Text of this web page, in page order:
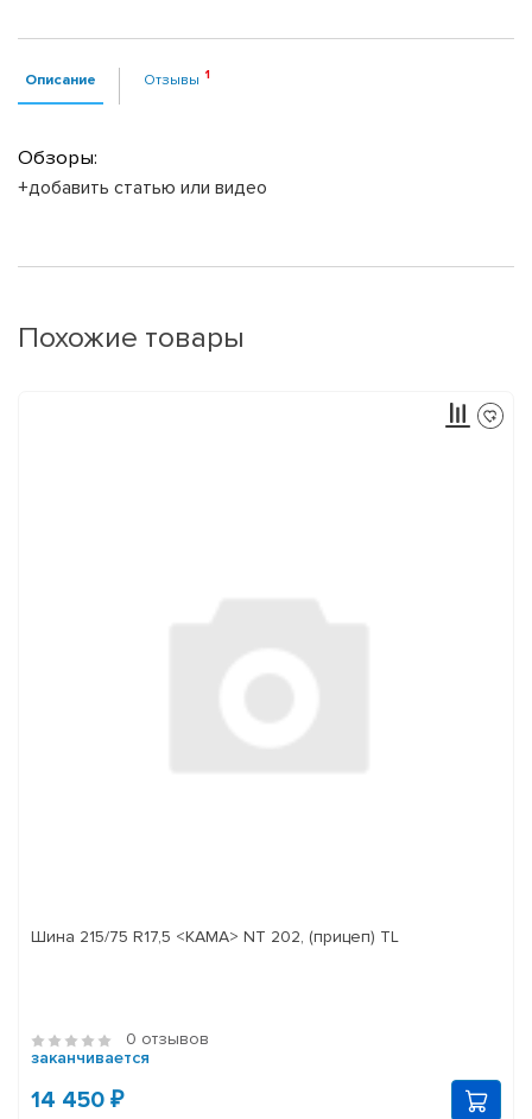
Описание Отзывы
Обзоры:
+добавить статью или видео
Похожие товары
Шина 215/75 R17,5 <КАМА> NT 202, (прицеп) TL
0 отзывов
заканчивается
14 450 ₽